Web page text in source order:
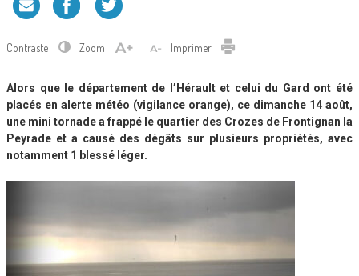
Contraste Zoom Imprimer
Alors que le département de l’Hérault et celui du Gard ont été
placés en alerte météo (vigilance orange), ce dimanche 14 août,
une mini tornade a frappé le quartier des Crozes de Frontignan la
Peyrade et a causé des dégâts sur plusieurs propriétés, avec
notamment 1 blessé léger.